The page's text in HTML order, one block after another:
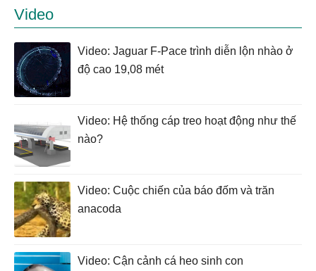
Video
Video: Jaguar F-Pace trình diễn lộn nhào ở
độ cao 19,08 mét
Video: Hệ thống cáp treo hoạt động như thế
nào?
Video: Cuộc chiến của báo đốm và trăn
anacoda
Video: Cận cảnh cá heo sinh con